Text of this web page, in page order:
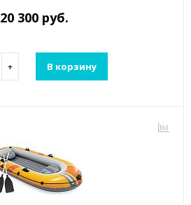
20 300 руб.
+ В корзину